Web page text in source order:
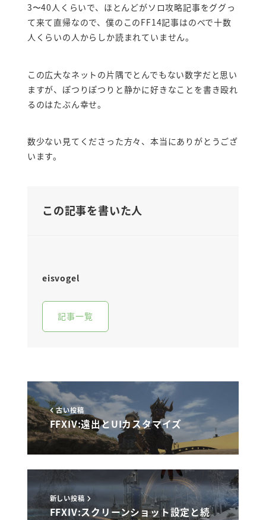
3〜40人くらいで、ほとんどがソロ攻略記事をググっ
て来て直帰なので、僕のこのFF14記事はのべで十数
人くらいの人からしか読まれていません。
この広大なネットの片隅でとんでもない数字だと思い
ますが、ぽつりぽつりと静かに好きなことを書き殴れ
るのはたぶん幸せ。
数少ない見てくださった方々、本当にありがとうござ
います。
この記事を書いた人
eisvogel
記事一覧
古い投稿
FFXIV:遠出とUIカスタマイズ
新しい投稿
FFXIV:スクリーンショット設定と続